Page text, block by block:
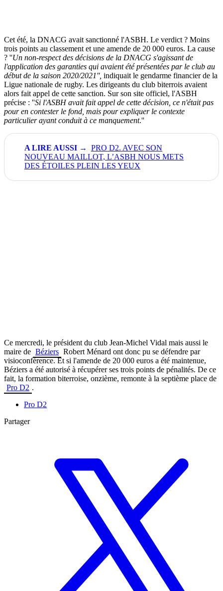
Cet été, la DNACG avait sanctionné l'ASBH. Le verdict ? Moins
trois points au classement et une amende de 20 000 euros. La cause
? ''Un non-respect des décisions de la DNACG s'agissant de
l'application des garanties qui avaient été présentées par le club au
début de la saison 2020/2021'', indiquait le gendarme financier de la
Ligue nationale de rugby. Les dirigeants du club biterrois avaient
alors fait appel de cette sanction. Sur son site officiel, l'ASBH
précise : ''Si l'ASBH avait fait appel de cette décision, ce n'était pas
pour en contester le fond, mais pour expliquer le contexte
particulier ayant conduit à ce manquement.''
PRO D2. AVEC SON
NOUVEAU MAILLOT, L’ASBH NOUS METS
DES ÉTOILES PLEIN LES YEUX
Ce mercredi, le président du club Jean-Michel Vidal mais aussi le
maire de Béziers Robert Ménard ont donc pu se défendre par
visioconférence. Et si l'amende de 20 000 euros a été maintenue,
Béziers a été autorisé à récupérer ses trois points de pénalités. De ce
fait, la formation biterroise, onzième, remonte à la septième place de
Pro D2 .
Pro D2
Partager